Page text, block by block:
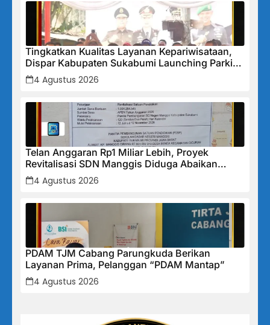
Tingkatkan Kualitas Layanan Kepariwisataan,
Dispar Kabupaten Sukabumi Launching Parkir
Wisata Someah
4 Agustus 2026
Telan Anggaran Rp1 Miliar Lebih, Proyek
Revitalisasi SDN Manggis Diduga Abaikan
SMKK dan Lemah Pengawasan, Nyawa Pekerja
Jadi Taruhan
4 Agustus 2026
PDAM TJM Cabang Parungkuda Berikan
Layanan Prima, Pelanggan “PDAM Mantap”
4 Agustus 2026